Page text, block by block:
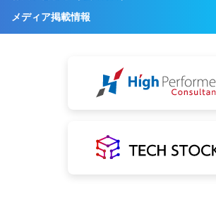
メディア掲載情報